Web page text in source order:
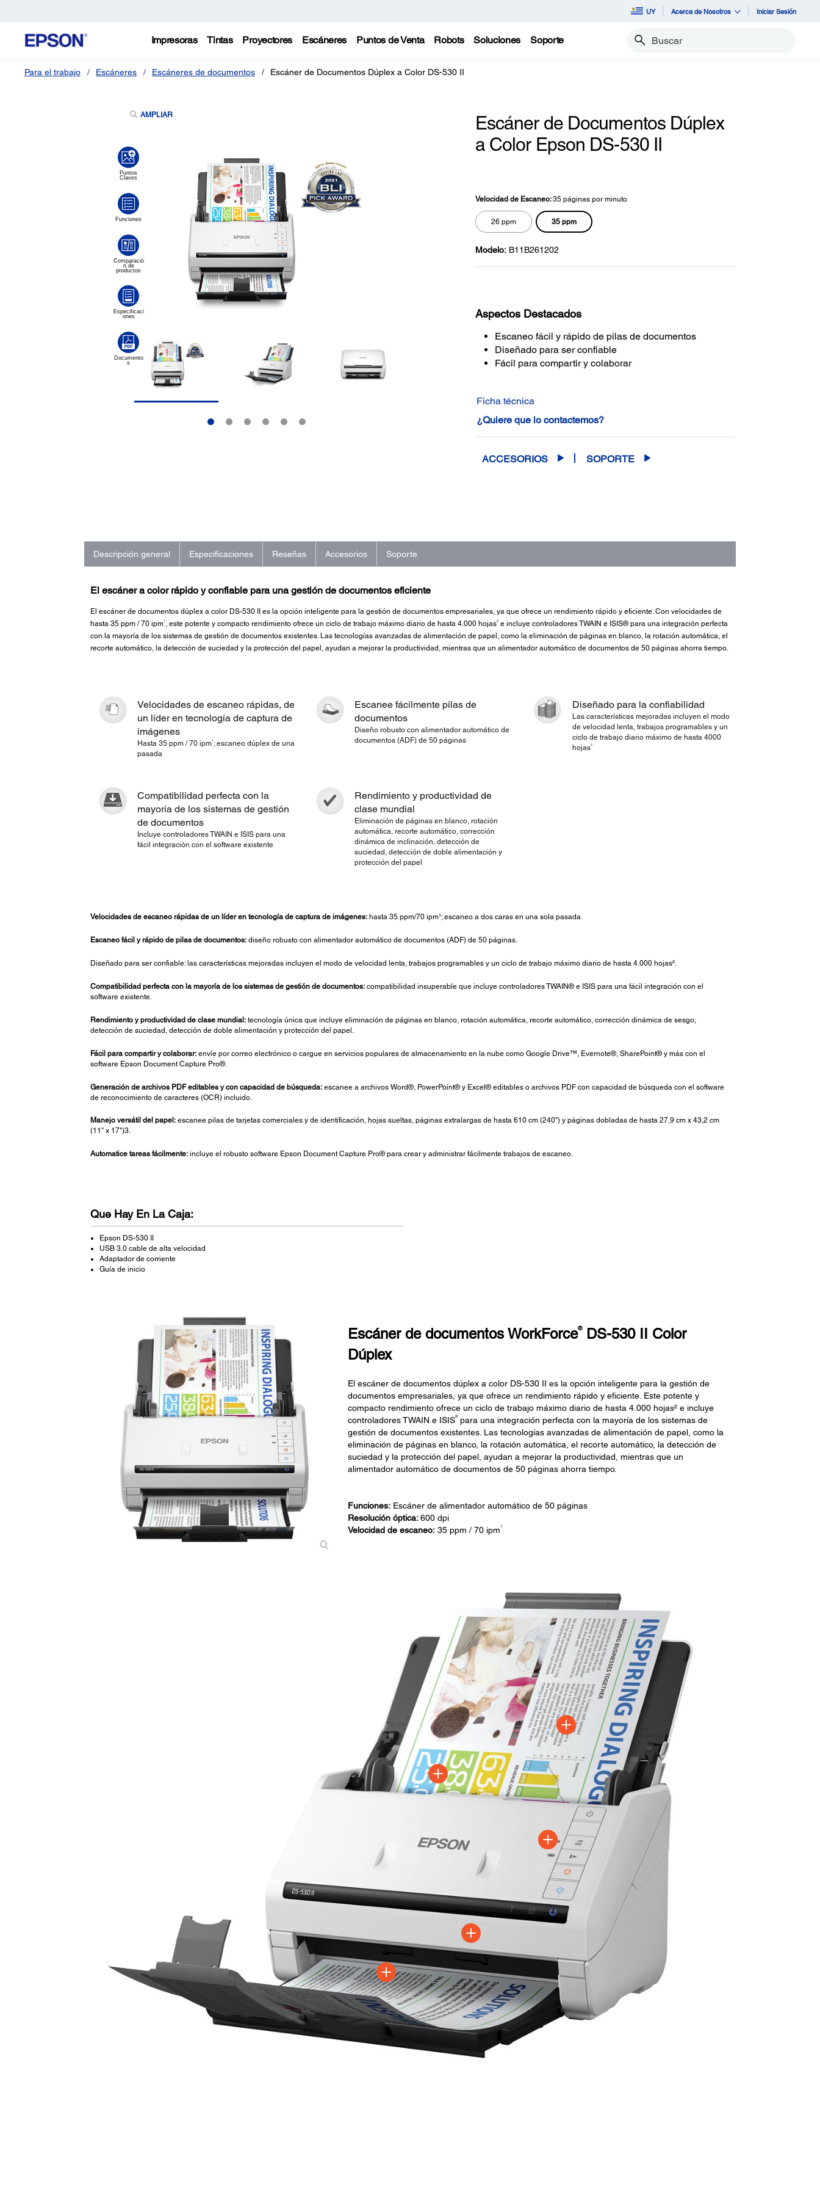
UY Acerca de Nosotros Iniciar Sesión
Impresoras Tintas Proyectores Escáneres Puntos de Venta Robots Soluciones Soporte Buscar
Para el trabajo Escáneres Escáneres de documentos Escáner de Documentos Dúplex a Color DS-530 II
AMPLIAR
Escáner de Documentos Dúplex
a Color Epson DS-530 II
en
la
misma
página.
Velocidad de Escaneo:35 páginas por minuto
26 ppm 35 ppm
Modelo: B11B261202
Aspectos Destacados
Escaneo fácil y rápido de pilas de documentos
Diseñado para ser confiable
Fácil para compartir y colaborar
Ficha técnica
¿Quiere que lo contactemos?
ACCESORIOS SOPORTE
Descripción general Especificaciones Reseñas Accesorios Soporte
El escáner a color rápido y confiable para una gestión de documentos eficiente
El escáner de documentos dúplex a color DS-530 II es la opción inteligente para la gestión de documentos empresariales, ya que ofrece un rendimiento rápido y eficiente. Con velocidades de
hasta 35 ppm / 70 ipm1 , este potente y compacto rendimiento ofrece un ciclo de trabajo máximo diario de hasta 4.000 hojas2e incluye controladores TWAIN e ISIS® para una integración perfecta
con la mayoría de los sistemas de gestión de documentos existentes. Las tecnologías avanzadas de alimentación de papel, como la eliminación de páginas en blanco, la rotación automática, el
recorte automático, la detección de suciedad y la protección del papel, ayudan a mejorar la productividad, mientras que un alimentador automático de documentos de 50 páginas ahorra tiempo.
Velocidades de escaneo rápidas, de
un líder en tecnología de captura de
imágenes
Hasta 35 ppm / 70 ipm1 ; escaneo dúplex de una
pasada
Escanee fácilmente pilas de
documentos
Diseño robusto con alimentador automático de
documentos (ADF) de 50 páginas
Diseñado para la confiabilidad
Las características mejoradas incluyen el modo
de velocidad lenta, trabajos programables y un
ciclo de trabajo diario máximo de hasta 4000
hojas2
Compatibilidad perfecta con la
mayoría de los sistemas de gestión
de documentos
Incluye controladores TWAIN e ISIS para una
fácil integración con el software existente
Rendimiento y productividad de
clase mundial
Eliminación de páginas en blanco, rotación
automática, recorte automático, corrección
dinámica de inclinación, detección de
suciedad, detección de doble alimentación y
protección del papel
Velocidades de escaneo rápidas de un líder en tecnología de captura de imágenes:hasta 35 ppm/70 ipm¹; escaneo a dos caras en una sola pasada.
Escaneo fácil y rápido de pilas de documentos:diseño robusto con alimentador automático de documentos (ADF) de 50 páginas.
Diseñado para ser confiable: las características mejoradas incluyen el modo de velocidad lenta, trabajos programables y un ciclo de trabajo máximo diario de hasta 4.000 hojas².
Compatibilidad perfecta con la mayoría de los sistemas de gestión de documentos:compatibilidad insuperable que incluye controladores TWAIN® e ISIS para una fácil integración con el
software existente.
Rendimiento y productividad de clase mundial:tecnología única que incluye eliminación de páginas en blanco, rotación automática, recorte automático, corrección dinámica de sesgo,
detección de suciedad, detección de doble alimentación y protección del papel.
Fácil para compartir y colaborar:envíe por correo electrónico o cargue en servicios populares de almacenamiento en la nube como Google Drive™, Evernote®, SharePoint® y más con el
software Epson Document Capture Pro®.
Generación de archivos PDF editables y con capacidad de búsqueda:escanee a archivos Word®, PowerPoint® y Excel® editables o archivos PDF con capacidad de búsqueda con el software
de reconocimiento de caracteres (OCR) incluido.
Manejo versátil del papel:escanee pilas de tarjetas comerciales y de identificación, hojas sueltas, páginas extralargas de hasta 610 cm (240") y páginas dobladas de hasta 27,9 cm x 43,2 cm
(11" x 17")3.
Automatice tareas fácilmente:incluye el robusto software Epson Document Capture Pro® para crear y administrar fácilmente trabajos de escaneo.
Que Hay En La Caja:
Epson DS-530 II
USB 3.0 cable de alta velocidad
Adaptador de corriente
Guía de inicio
Escáner de documentos WorkForce®DS-530 II Color
Dúplex
El escáner de documentos dúplex a color DS-530 II es la opción inteligente para la gestión de
documentos empresariales, ya que ofrece un rendimiento rápido y eficiente. Este potente y
compacto rendimiento ofrece un ciclo de trabajo máximo diario de hasta 4.000 hojas² e incluye
controladores TWAIN e ISIS®para una integración perfecta con la mayoría de los sistemas de
gestión de documentos existentes. Las tecnologías avanzadas de alimentación de papel, como la
eliminación de páginas en blanco, la rotación automática, el recorte automático, la detección de
suciedad y la protección del papel, ayudan a mejorar la productividad, mientras que un
alimentador automático de documentos de 50 páginas ahorra tiempo.
Funciones: Escáner de alimentador automático de 50 páginas
Resolución óptica:600 dpi
Velocidad de escaneo: 35 ppm / 70 ipm 1